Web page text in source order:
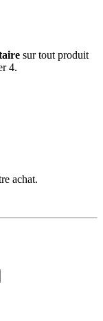
sur tout produit
4.
achat.